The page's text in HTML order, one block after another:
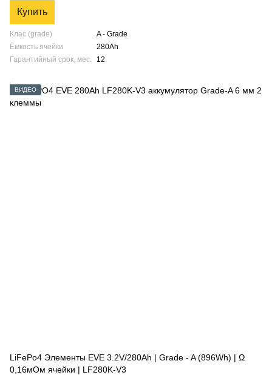
Купить
Клас (grade)
A - Grade
Ёмкость ячейки
280Ah
Гарантийный срок, мес.
12
ВИДЕО
LiFePo4 Элементы EVE 3.2V/280Ah | Grade - A (896Wh) | Ω
0,16мОм ячейки | LF280K-V3